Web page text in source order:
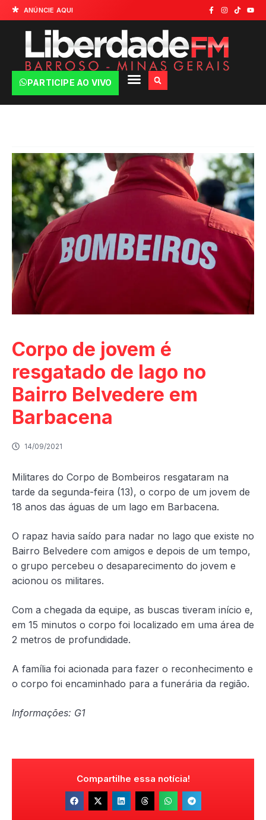
ANÚNCIE AQUI
PARTICIPE AO VIVO
Corpo de jovem é
resgatado de lago no
Bairro Belvedere em
Barbacena
14/09/2021
Militares do Corpo de Bombeiros resgataram na
tarde da segunda-feira (13), o corpo de um jovem de
18 anos das águas de um lago em Barbacena.
O rapaz havia saído para nadar no lago que existe no
Bairro Belvedere com amigos e depois de um tempo,
o grupo percebeu o desaparecimento do jovem e
acionou os militares.
Com a chegada da equipe, as buscas tiveram início e,
em 15 minutos o corpo foi localizado em uma área de
2 metros de profundidade.
A família foi acionada para fazer o reconhecimento e
o corpo foi encaminhado para a funerária da região.
Informações: G1
Compartilhe essa notícia!